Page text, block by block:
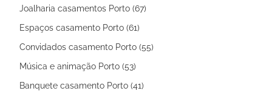
Joalharia casamentos Porto (67)
Espaços casamento Porto (61)
Convidados casamento Porto (55)
Música e animação Porto (53)
Banquete casamento Porto (41)